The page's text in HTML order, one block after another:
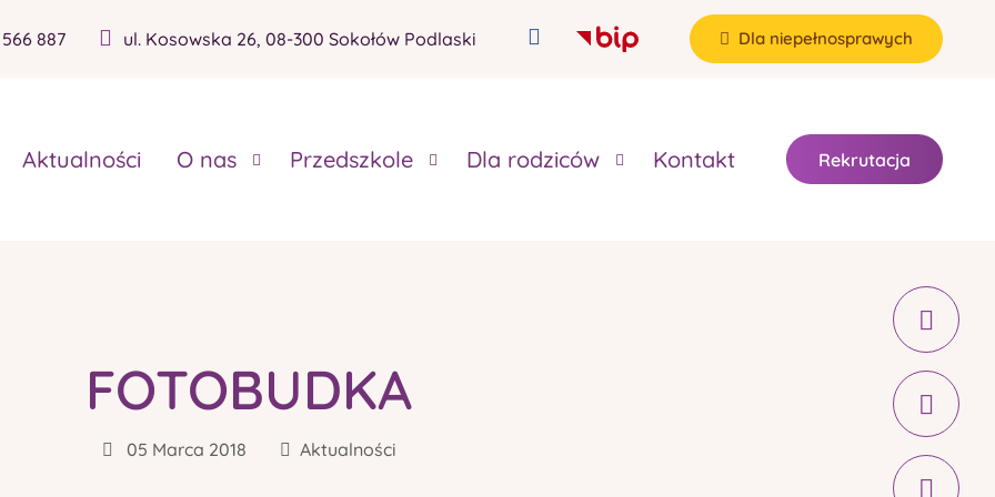
887 ul. Kosowska 26, 08-300 Sokołów Podlaski Dla niepełnosprawych
Aktualności O nas Przedszkole Dla rodziców Kontakt Rekrutacja
FOTOBUDKA
05 Marca 2018 Aktualności